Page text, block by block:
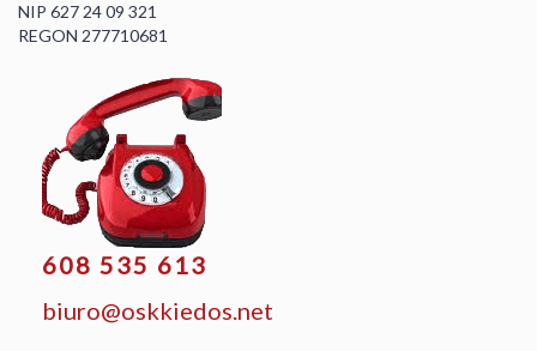
NIP 627 24 09 321
REGON 277710681
608 535 613
biuro@oskkiedos.net